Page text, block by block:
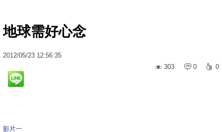
地球需好心念
2012/05/23 12:56:35
303
0 0
影片一